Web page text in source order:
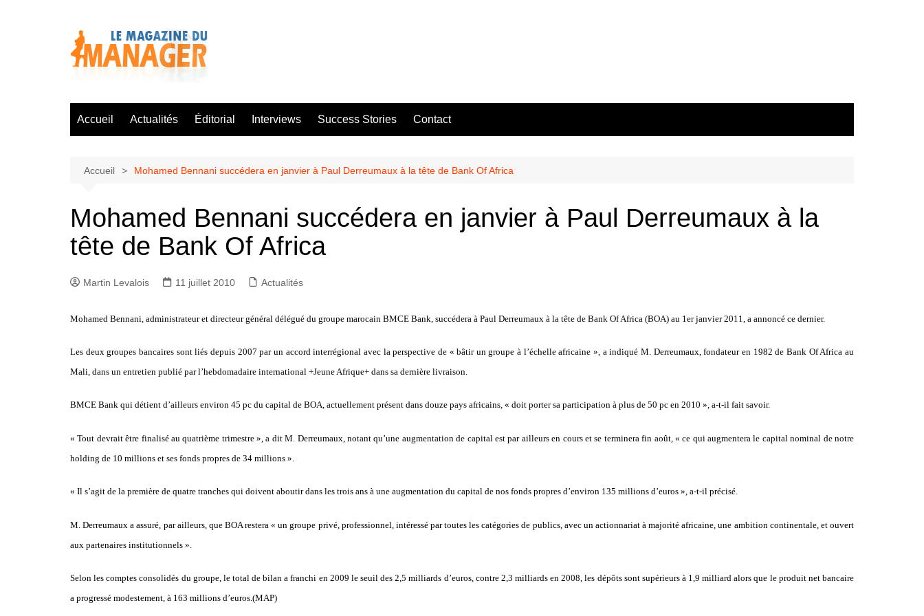
Accueil Actualités Éditorial Interviews Success Stories Contact
Accueil Mohamed Bennani succédera en janvier à Paul Derreumaux à la tête de Bank Of Africa
Mohamed Bennani succédera en janvier à Paul Derreumaux à la
tête de Bank Of Africa
Martin Levalois 11 juillet 2010 Actualités
Mohamed Bennani, administrateur et directeur général délégué du groupe marocain BMCE Bank, succédera à Paul Derreumaux à la tête de Bank Of Africa (BOA) au 1er janvier 2011, a annoncé ce dernier.
Les deux groupes bancaires sont liés depuis 2007 par un accord interrégional avec la perspective de « bâtir un groupe à l’échelle africaine », a indiqué M. Derreumaux, fondateur en 1982 de Bank Of Africa au
Mali, dans un entretien publié par l’hebdomadaire international +Jeune Afrique+ dans sa dernière livraison.
BMCE Bank qui détient d’ailleurs environ 45 pc du capital de BOA, actuellement présent dans douze pays africains, « doit porter sa participation à plus de 50 pc en 2010 », a-t-il fait savoir.
« Tout devrait être finalisé au quatrième trimestre », a dit M. Derreumaux, notant qu’une augmentation de capital est par ailleurs en cours et se terminera fin août, « ce qui augmentera le capital nominal de notre
holding de 10 millions et ses fonds propres de 34 millions ».
« Il s’agit de la première de quatre tranches qui doivent aboutir dans les trois ans à une augmentation du capital de nos fonds propres d’environ 135 millions d’euros », a-t-il précisé.
M. Derreumaux a assuré, par ailleurs, que BOA restera « un groupe privé, professionnel, intéressé par toutes les catégories de publics, avec un actionnariat à majorité africaine, une ambition continentale, et ouvert
aux partenaires institutionnels ».
Selon les comptes consolidés du groupe, le total de bilan a franchi en 2009 le seuil des 2,5 milliards d’euros, contre 2,3 milliards en 2008, les dépôts sont supérieurs à 1,9 milliard alors que le produit net bancaire
a progressé modestement, à 163 millions d’euros.(MAP)